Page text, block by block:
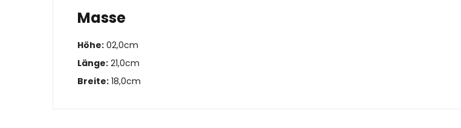
Masse
Höhe: 02,0cm
Länge: 21,0cm
Breite: 18,0cm